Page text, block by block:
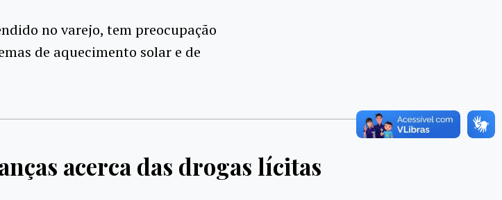
no varejo, tem preocupação
de aquecimento solar e de
acerca das drogas lícitas